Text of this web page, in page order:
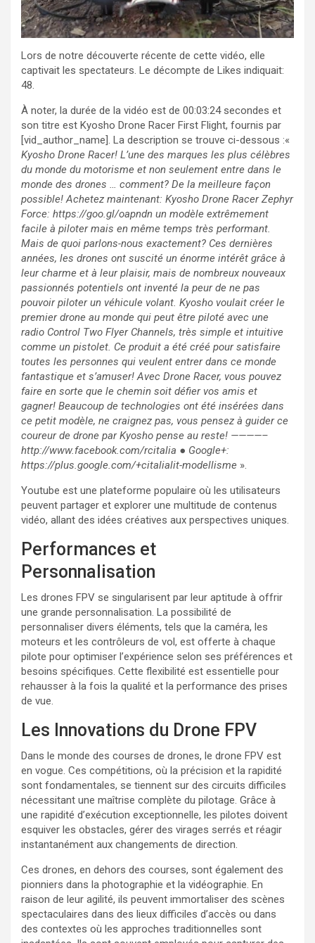
Lors de notre découverte récente de cette vidéo, elle
captivait les spectateurs. Le décompte de Likes indiquait:
48.
À noter, la durée de la vidéo est de 00:03:24 secondes et
son titre est Kyosho Drone Racer First Flight, fournis par
[vid_author_name]. La description se trouve ci-dessous :«
Kyosho Drone Racer! L’une des marques les plus célèbres
du monde du motorisme et non seulement entre dans le
monde des drones … comment? De la meilleure façon
possible! Achetez maintenant: Kyosho Drone Racer Zephyr
Force: https://goo.gl/oapndn un modèle extrêmement
facile à piloter mais en même temps très performant.
Mais de quoi parlons-nous exactement? Ces dernières
années, les drones ont suscité un énorme intérêt grâce à
leur charme et à leur plaisir, mais de nombreux nouveaux
passionnés potentiels ont inventé la peur de ne pas
pouvoir piloter un véhicule volant. Kyosho voulait créer le
premier drone au monde qui peut être piloté avec une
radio Control Two Flyer Channels, très simple et intuitive
comme un pistolet. Ce produit a été créé pour satisfaire
toutes les personnes qui veulent entrer dans ce monde
fantastique et s’amuser! Avec Drone Racer, vous pouvez
faire en sorte que le chemin soit défier vos amis et
gagner! Beaucoup de technologies ont été insérées dans
ce petit modèle, ne craignez pas, vous pensez à guider ce
coureur de drone par Kyosho pense au reste! ————–
http://www.facebook.com/rcitalia ● Google+:
https://plus.google.com/+citalialit-modellisme ».
Youtube est une plateforme populaire où les utilisateurs
peuvent partager et explorer une multitude de contenus
vidéo, allant des idées créatives aux perspectives uniques.
Performances et
Personnalisation
Les drones FPV se singularisent par leur aptitude à offrir
une grande personnalisation. La possibilité de
personnaliser divers éléments, tels que la caméra, les
moteurs et les contrôleurs de vol, est offerte à chaque
pilote pour optimiser l’expérience selon ses préférences et
besoins spécifiques. Cette flexibilité est essentielle pour
rehausser à la fois la qualité et la performance des prises
de vue.
Les Innovations du Drone FPV
Dans le monde des courses de drones, le drone FPV est
en vogue. Ces compétitions, où la précision et la rapidité
sont fondamentales, se tiennent sur des circuits difficiles
nécessitant une maîtrise complète du pilotage. Grâce à
une rapidité d’exécution exceptionnelle, les pilotes doivent
esquiver les obstacles, gérer des virages serrés et réagir
instantanément aux changements de direction.
Ces drones, en dehors des courses, sont également des
pionniers dans la photographie et la vidéographie. En
raison de leur agilité, ils peuvent immortaliser des scènes
spectaculaires dans des lieux difficiles d’accès ou dans
des contextes où les approches traditionnelles sont